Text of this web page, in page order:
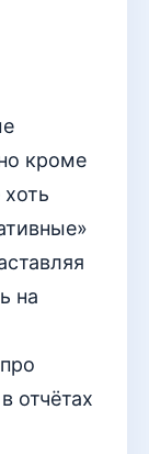
кроме
на
отчётах